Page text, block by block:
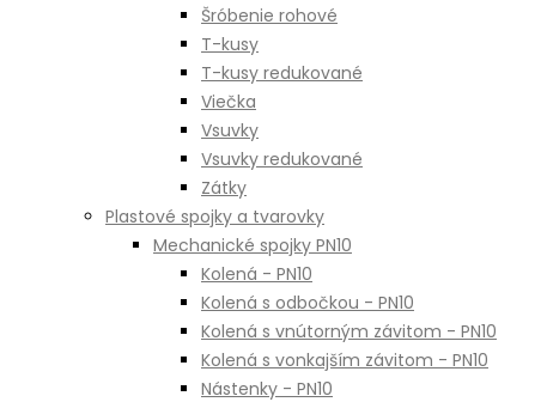
Šróbenie rohové
T-kusy
T-kusy redukované
Viečka
Vsuvky
Vsuvky redukované
Zátky
Plastové spojky a tvarovky
Mechanické spojky PN10
Kolená - PN10
Kolená s odbočkou - PN10
Kolená s vnútorným závitom - PN10
Kolená s vonkajším závitom - PN10
Nástenky - PN10